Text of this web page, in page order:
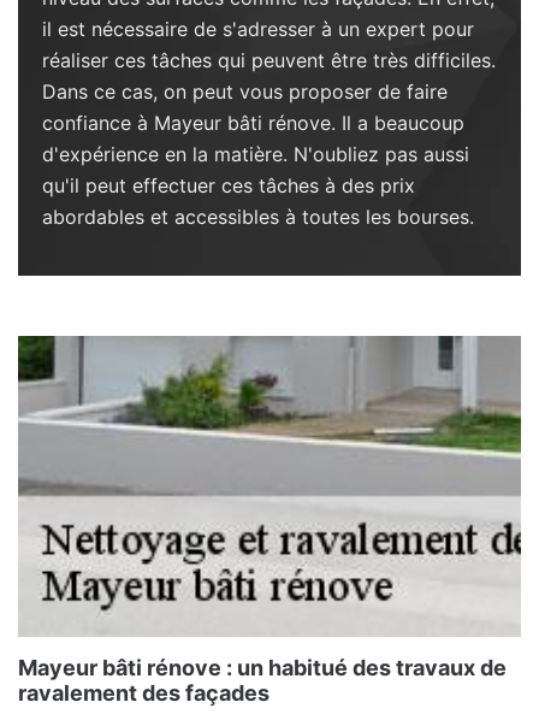
il est nécessaire de s'adresser à un expert pour
réaliser ces tâches qui peuvent être très difficiles.
Dans ce cas, on peut vous proposer de faire
confiance à Mayeur bâti rénove. Il a beaucoup
d'expérience en la matière. N'oubliez pas aussi
qu'il peut effectuer ces tâches à des prix
abordables et accessibles à toutes les bourses.
Mayeur bâti rénove : un habitué des travaux de
ravalement des façades